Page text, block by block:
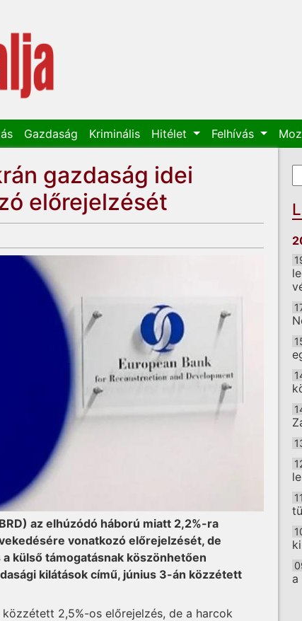
Gazdaság Kriminális Hitélet Felhívás
gazdaság idei
előrejelzését
az elhúzódó háború miatt 2,2%-ra
vonatkozó előrejelzését, de
külső támogatásnak köszönhetően
kilátások című, június 3-án közzétett
2,5%-os előrejelzés, de a harcok
a